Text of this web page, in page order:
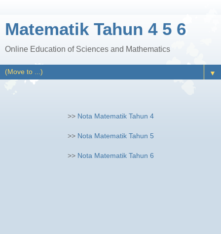
Matematik Tahun 4 5 6
Online Education of Sciences and Mathematics
▼
>> Nota Matematik Tahun 4
>> Nota Matematik Tahun 5
>> Nota Matematik Tahun 6